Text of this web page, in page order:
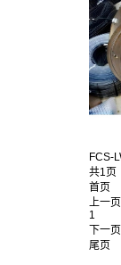
FCS-
共1页
首页
上一页
1
下一页
尾页